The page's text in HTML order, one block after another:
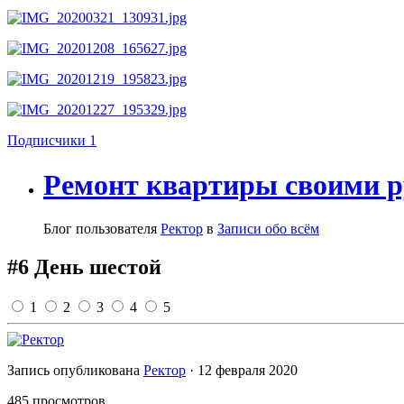
Подписчики 1
Ремонт квартиры своими
Блог пользователя Ректор в Записи обо всём
#6 День шестой
1 2 3 4 5
Запись опубликована Ректор · 12 февраля 2020
485 просмотров